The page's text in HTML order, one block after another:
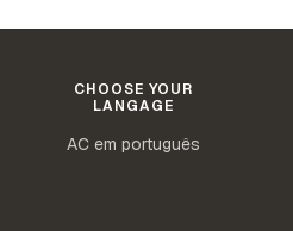
CHOOSE YOUR
LANGAGE
AC em português